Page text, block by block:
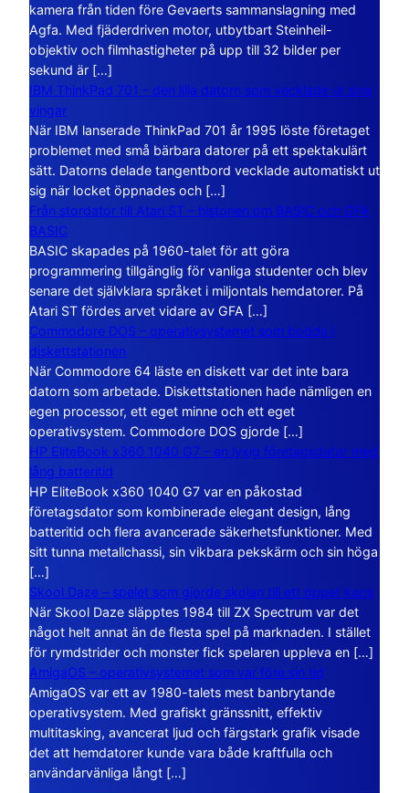
kamera från tiden före Gevaerts sammanslagning med
Agfa. Med fjäderdriven motor, utbytbart Steinheil-
objektiv och filmhastigheter på upp till 32 bilder per
sekund är […]
IBM ThinkPad 701 – den lilla datorn som vecklade ut sina
vingar
När IBM lanserade ThinkPad 701 år 1995 löste företaget
problemet med små bärbara datorer på ett spektakulärt
sätt. Datorns delade tangentbord vecklade automatiskt ut
sig när locket öppnades och […]
Från stordator till Atari ST – historien om BASIC och GFA
BASIC
BASIC skapades på 1960-talet för att göra
programmering tillgänglig för vanliga studenter och blev
senare det självklara språket i miljontals hemdatorer. På
Atari ST fördes arvet vidare av GFA […]
Commodore DOS – operativsystemet som bodde i
diskettstationen
När Commodore 64 läste en diskett var det inte bara
datorn som arbetade. Diskettstationen hade nämligen en
egen processor, ett eget minne och ett eget
operativsystem. Commodore DOS gjorde […]
HP EliteBook x360 1040 G7 – en lyxig företagsdator med
lång batteritid
HP EliteBook x360 1040 G7 var en påkostad
företagsdator som kombinerade elegant design, lång
batteritid och flera avancerade säkerhetsfunktioner. Med
sitt tunna metallchassi, sin vikbara pekskärm och sin höga
[…]
Skool Daze – spelet som gjorde skolan till ett öppet kaos
När Skool Daze släpptes 1984 till ZX Spectrum var det
något helt annat än de flesta spel på marknaden. I stället
för rymdstrider och monster fick spelaren uppleva en […]
AmigaOS – operativsystemet som var före sin tid
AmigaOS var ett av 1980-talets mest banbrytande
operativsystem. Med grafiskt gränssnitt, effektiv
multitasking, avancerat ljud och färgstark grafik visade
det att hemdatorer kunde vara både kraftfulla och
användarvänliga långt […]